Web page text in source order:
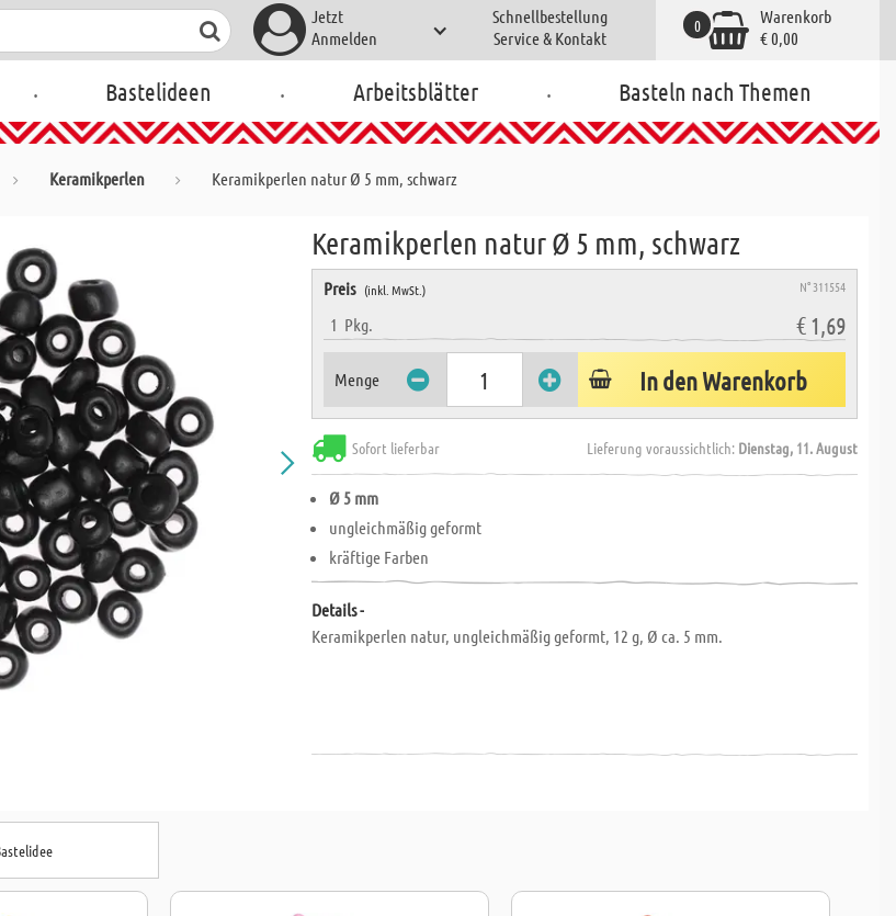
Jetzt
Anmelden
Schnellbestellung
Service & Kontakt
Warenkorb
€ 0,00
0
. Bastelideen . Arbeitsblätter . Basteln nach Themen
Keramikperlen Keramikperlen natur Ø 5 mm, schwarz
Keramikperlen natur Ø 5 mm, schwarz
Preis (inkl. MwSt.) N° 311554
1 Pkg. € 1,69
Menge In den Warenkorb
Sofort lieferbar Lieferung voraussichtlich: Dienstag, 11. August
Ø 5 mm
ungleichmäßig geformt
kräftige Farben
Details -
Keramikperlen natur, ungleichmäßig geformt, 12 g, Ø ca. 5 mm.